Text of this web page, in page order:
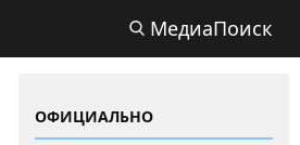
МедиаПоиск
ОФИЦИАЛЬНО